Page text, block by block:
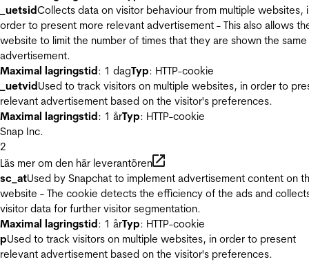
_uetsidCollects data on visitor behaviour from multiple websites,
order to present more relevant advertisement - This also allows
website to limit the number of times that they are shown the same
advertisement.
Maximal lagringstid: 1 dagTyp: HTTP-cookie
_uetvidUsed to track visitors on multiple websites, in order to
relevant advertisement based on the visitor's preferences.
Maximal lagringstid: 1 årTyp: HTTP-cookie
Snap Inc.
2
Läs mer om den här leverantören
sc_atUsed by Snapchat to implement advertisement content on
website - The cookie detects the efficiency of the ads and
visitor data for further visitor segmentation.
Maximal lagringstid: 1 årTyp: HTTP-cookie
pUsed to track visitors on multiple websites, in order to present
relevant advertisement based on the visitor's preferences.